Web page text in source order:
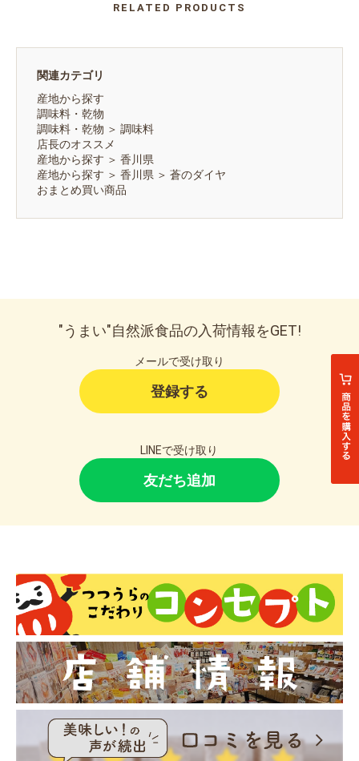
RELATED PRODUCTS
関連カテゴリ
産地から探す
調味料・乾物
調味料・乾物 ＞ 調味料
店長のオススメ
産地から探す ＞ 香川県
産地から探す ＞ 香川県 ＞ 蒼のダイヤ
おまとめ買い商品
"うまい"自然派食品の入荷情報をGET!
メールで受け取り
登録する
LINEで受け取り
友だち追加